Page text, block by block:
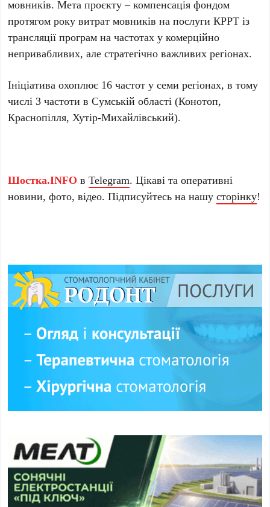
мовників. Мета проєкту – компенсація фондом
протягом року витрат мовників на послуги КРРТ із
трансляції програм на частотах у комерційно
непривабливих, але стратегічно важливих регіонах.
Ініціатива охоплює 16 частот у семи регіонах, в тому
числі 3 частоти в Сумській області (Конотоп,
Краснопілля, Хутір-Михайлівський).
Шостка.INFO вTelegram. Цікаві та оперативні
новини, фото, відео. Підписуйтесь на нашусторінку!